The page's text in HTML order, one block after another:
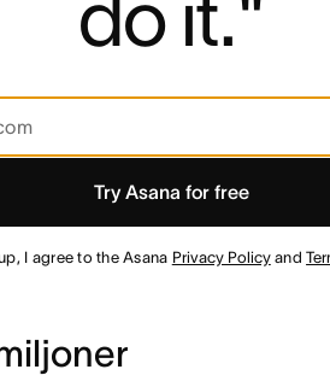
do it."
Try Asana for free
I agree to the Asana Privacy Policyand